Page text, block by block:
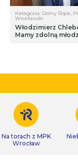
Kategoria: Dolny Śląsk,
Wrocławski
Włodzimierz
Mamy zdolną
Na torach z MPK
Wrocław